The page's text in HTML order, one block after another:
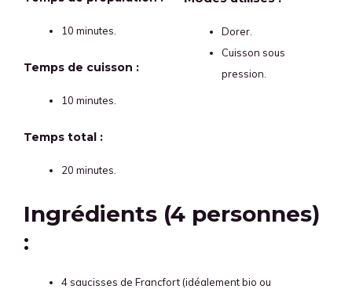
10 minutes.
Temps de cuisson :
10 minutes.
Temps total :
20 minutes.
Dorer.
Cuisson sous
pression.
Ingrédients (4 personnes)
:
4 saucisses de Francfort (idéalement bio ou